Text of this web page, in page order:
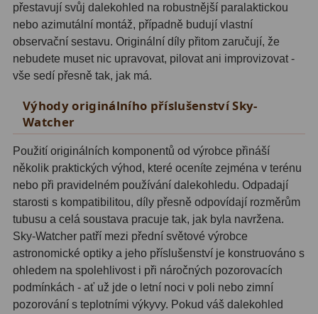
Příslušenství 188
Redukce 1,25" a 2" 17
Zrcátka a hranoly2
Hledáčky32
Seřízení21
Svítilny5
Kufry a tašky64
Čištění
Ostatní 18
Montáže99
přestavují svůj dalekohled na robustnější paralaktickou
nebo azimutální montáž, případně budují vlastní
observační sestavu. Originální díly přitom zaručují, že
nebudete muset nic upravovat, pilovat ani improvizovat -
vše sedí přesně tak, jak má.
Výhody originálního příslušenství Sky-
Watcher
Použití originálních komponentů od výrobce přináší
několik praktických výhod, které oceníte zejména v terénu
nebo při pravidelném používání dalekohledu. Odpadají
starosti s kompatibilitou, díly přesně odpovídají rozměrům
tubusu a celá soustava pracuje tak, jak byla navržena.
Sky-Watcher patří mezi přední světové výrobce
astronomické optiky a jeho příslušenství je konstruováno s
ohledem na spolehlivost i při náročných pozorovacích
podmínkách - ať už jde o letní noci v poli nebo zimní
pozorování s teplotními výkyvy. Pokud váš dalekohled